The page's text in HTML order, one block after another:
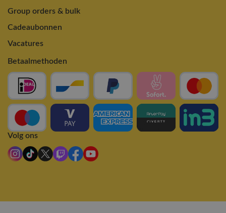
Group orders & bulk
Cadeaubonnen
Vacatures
Betaalmethoden
Volg ons